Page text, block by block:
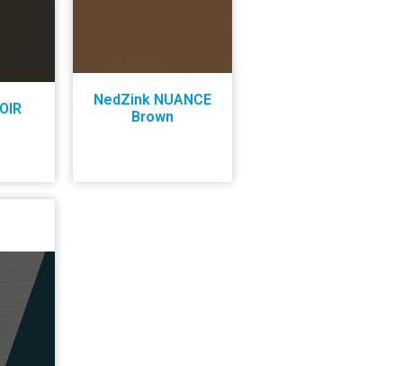
NedZink NUANCE
Brown